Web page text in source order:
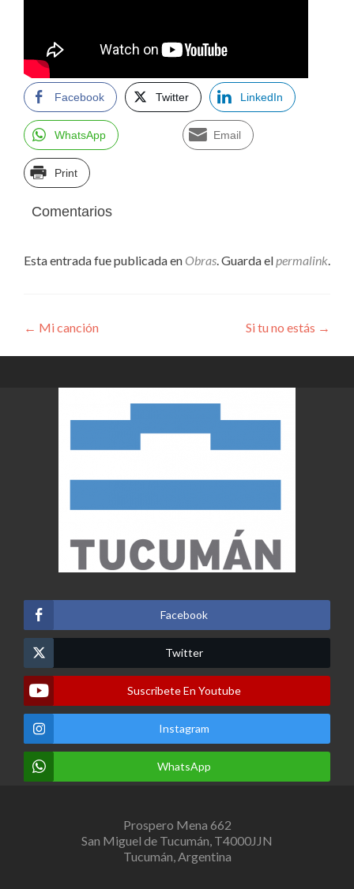
Facebook Twitter LinkedIn
WhatsApp Email
Print
Comentarios
Esta entrada fue publicada en Obras. Guarda elpermalink.
Navegación
de
entradas
← Mi canción Si tu no estás →
Facebook
Twitter
Suscribete En Youtube
Instagram
WhatsApp
Prospero Mena 662
San Miguel de Tucumán, T4000JJN
Tucumán, Argentina